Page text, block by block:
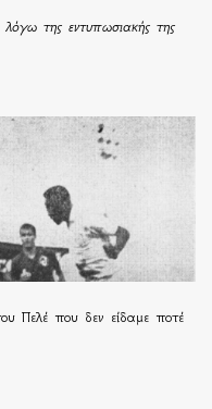
της εντυπωσιακής της
Πελέ που δεν είδαμε ποτέ